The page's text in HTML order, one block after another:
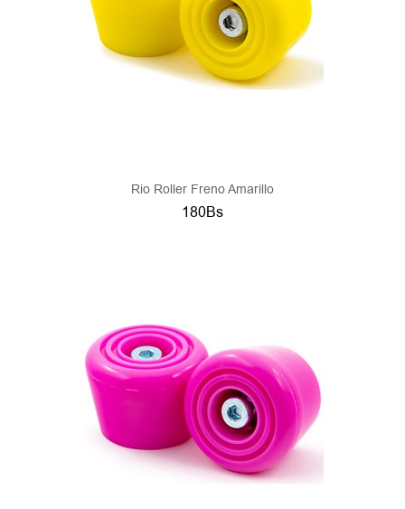
Rio Roller Freno Amarillo
180Bs